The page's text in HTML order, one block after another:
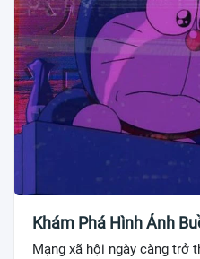
Khám Phá Hình Ảnh
Mạng xã hội ngày càng trở